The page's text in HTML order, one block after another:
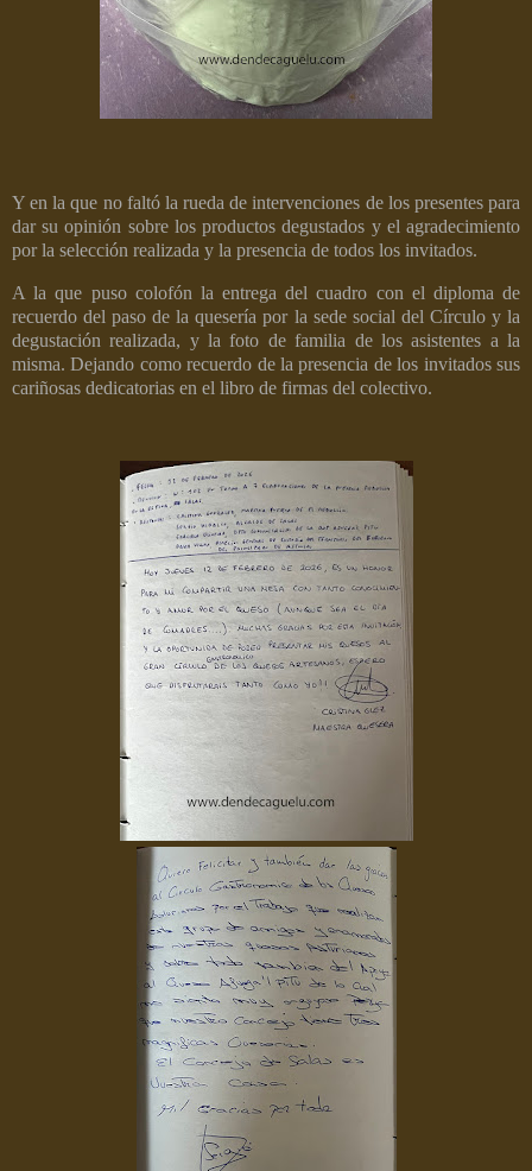
Y en la que no faltó la rueda de intervenciones de los presentes para
dar su opinión sobre los productos degustados y el agradecimiento
por la selección realizada y la presencia de todos los invitados.
A la que puso colofón la entrega del cuadro con el diploma de
recuerdo del paso de la quesería por la sede social del Círculo y la
degustación realizada, y la foto de familia de los asistentes a la
misma.Dejando como recuerdo de la presencia de los invitados sus
cariñosas dedicatorias en el libro de firmas del colectivo.